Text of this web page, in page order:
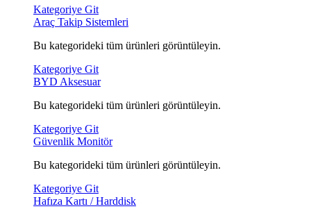
Kategoriye Git
Araç Takip Sistemleri
Bu kategorideki tüm ürünleri görüntüleyin.
Kategoriye Git
BYD Aksesuar
Bu kategorideki tüm ürünleri görüntüleyin.
Kategoriye Git
Güvenlik Monitör
Bu kategorideki tüm ürünleri görüntüleyin.
Kategoriye Git
Hafıza Kartı / Harddisk